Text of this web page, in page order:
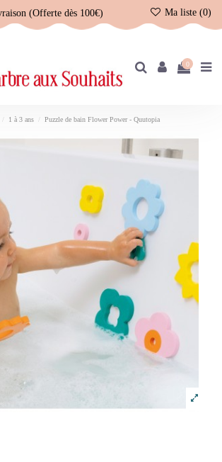
(Offerte dès 100€) Ma liste (0)
0
1 à 3 ans Puzzle de bain Flower Power - Quutopia